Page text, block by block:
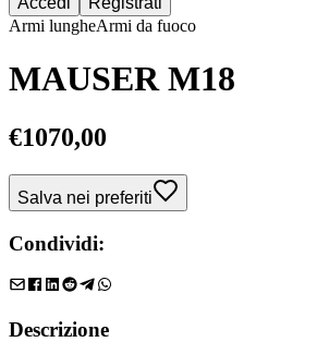
Armi lungheArmi da fuoco
MAUSER M18
€1070,00
Salva nei preferiti
Condividi:
Descrizione